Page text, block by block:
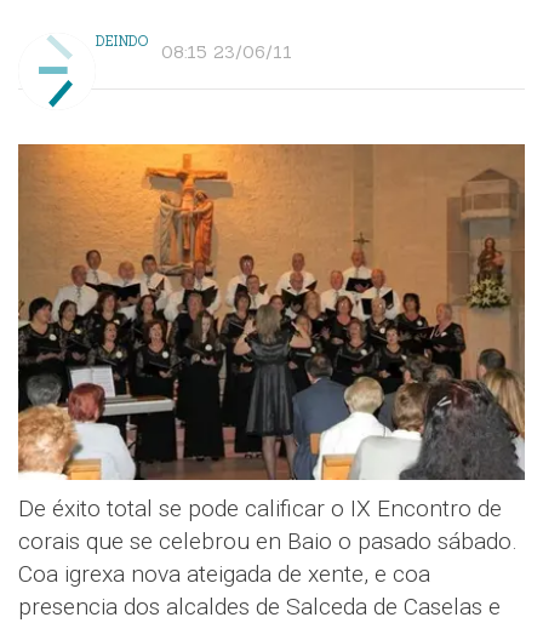
DEINDO 08:15 23/06/11
De éxito total se pode calificar o IX Encontro de
corais que se celebrou en Baio o pasado sábado.
Coa igrexa nova ateigada de xente, e coa
presencia dos alcaldes de Salceda de Caselas e